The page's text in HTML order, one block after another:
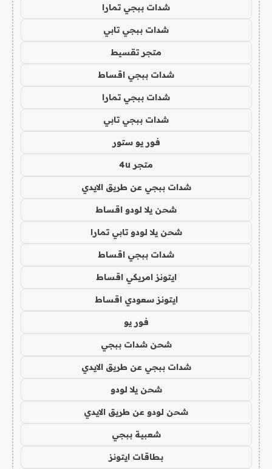
شدات ببجي تمارا
شدات ببجي تابي
متجر تقسيط
شدات ببجي اقساط
شدات ببجي تمارا
شدات ببجي تابي
فور يو ستور
متجر 4u
شدات ببجي عن طريق الايدي
شحن يلا لودو اقساط
شحن يلا لودو تابي تمارا
شدات ببجي اقساط
ايتونز امريكي اقساط
ايتونز سعودي اقساط
فور يو
شحن شدات ببجي
شدات ببجي عن طريق الايدي
شحن يلا لودو
شحن لودو عن طريق الايدي
شعبية ببجي
بطاقات ايتونز